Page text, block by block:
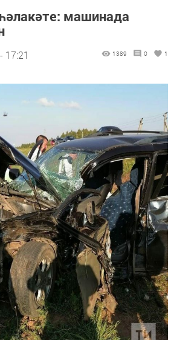
машинада
17:21 1389 0 1